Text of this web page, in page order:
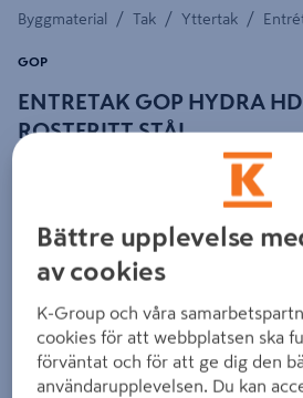
Byggmaterial / Tak / Yttertak /
ENTRETAK GOP HYDRA
ROSTFRITT STÅL
GOP
Detaljerad beskrivning finns i
Föregående
Bättre upplevelse
av cookies
K-Group och våra
cookies för att webbplatsen ska
förväntat och för att ge dig den
användarupplevelsen. Du kan